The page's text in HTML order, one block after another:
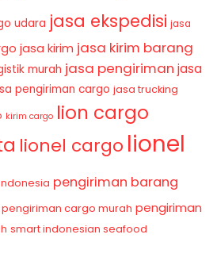
udara jasa ekspedisi jasa
jasa kirim jasa kirim barang
murah jasa pengiriman jasa
pengiriman cargo jasa trucking
kirim cargo lion cargo
lionel cargo lionel
pengiriman barang
pengiriman cargo murah pengiriman
smart indonesian seafood